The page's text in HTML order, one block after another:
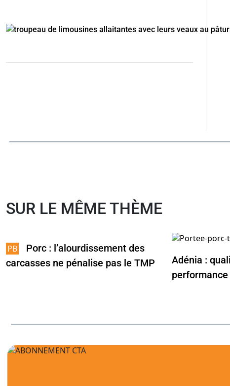
SUR LE MÊME THÈME
Porc : l’alourdissement des
carcasses ne pénalise pas le TMP
Adénia :